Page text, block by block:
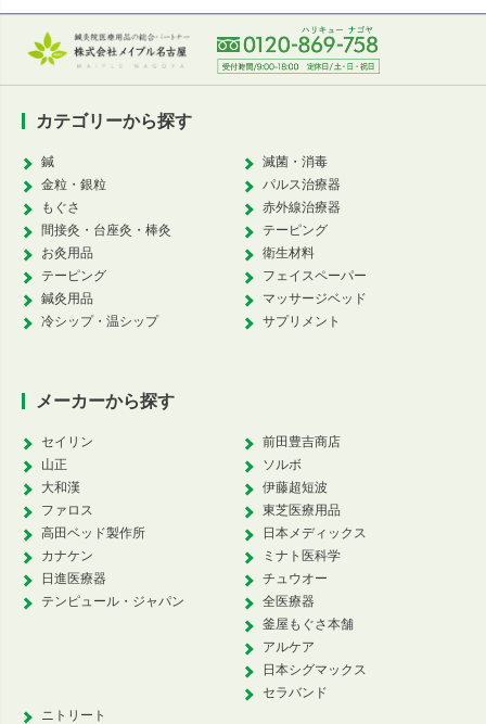
カテゴリーから探す
鍼
金粒・銀粒
もぐさ
間接灸・台座灸・棒灸
お灸用品
テーピング
鍼灸用品
冷シップ・温シップ
滅菌・消毒
パルス治療器
赤外線治療器
テーピング
衛生材料
フェイスペーパー
マッサージベッド
サプリメント
メーカーから探す
セイリン
山正
大和漢
ファロス
高田ベッド製作所
カナケン
日進医療器
テンピュール・ジャパン
前田豊吉商店
ソルボ
伊藤超短波
東芝医療用品
日本メディックス
ミナト医科学
チュウオー
全医療器
釜屋もぐさ本舗
アルケア
日本シグマックス
セラバンド
ニトリート